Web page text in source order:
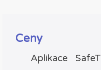
Ceny
Aplikace